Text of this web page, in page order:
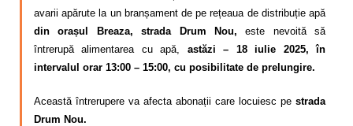
avarii apărute la un branșament de pe rețeaua de distribuție apă
din orașul Breaza, strada Drum Nou,este nevoită să
întrerupă alimentarea cu apă,
astăzi – 18 iulie 2025, în
intervalul orar 13:00 – 15:00, cu posibilitate de prelungire.
Această întrerupere va afecta abonații care locuiesc pe strada
Drum Nou.